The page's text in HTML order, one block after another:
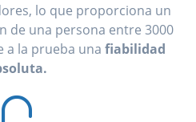
lo que proporciona un
de una persona entre 3000
a la prueba una fiabilidad